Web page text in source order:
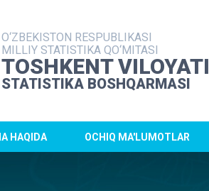
O‘ZBEKISTON RESPUBLIKASI
MILLIY STATISTIKA QO‘MITASI
TOSHKENT VILOYATI
STATISTIKA BOSHQARMASI
HAQIDA OCHIQ MA'LUMOTLAR